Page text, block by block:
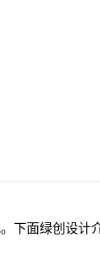
下面绿创设计